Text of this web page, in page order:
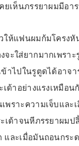
คยเห็นภรรยาผมมี
ให้แฟนผมก้มโครง
ะใส่ยากมากเพรา
ข้าไปในรูตูดได้อา
เด้าอย่างแรงเหมื
ราะความเจ็บและ
เด้าจนหีภรรยาผ
ละเมื่อมันถอนกระ